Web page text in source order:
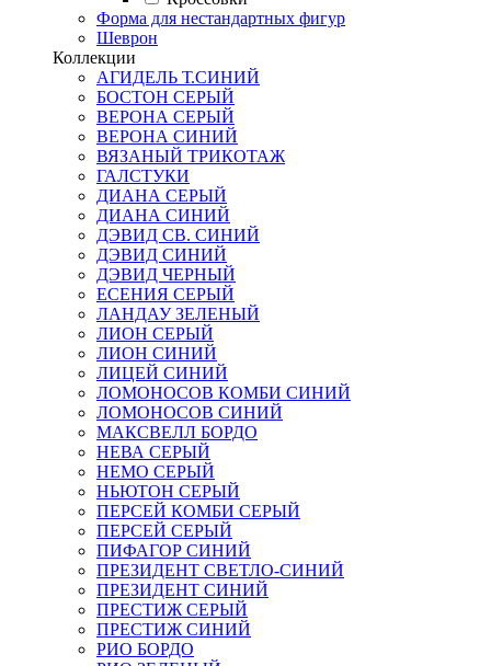
Форма для нестандартных фигур
Шеврон
Коллекции
АГИДЕЛЬ Т.СИНИЙ
БОСТОН СЕРЫЙ
ВЕРОНА СЕРЫЙ
ВЕРОНА СИНИЙ
ВЯЗАНЫЙ ТРИКОТАЖ
ГАЛСТУКИ
ДИАНА СЕРЫЙ
ДИАНА СИНИЙ
ДЭВИД СВ. СИНИЙ
ДЭВИД СИНИЙ
ДЭВИД ЧЕРНЫЙ
ЕСЕНИЯ СЕРЫЙ
ЛАНДАУ ЗЕЛЕНЫЙ
ЛИОН СЕРЫЙ
ЛИОН СИНИЙ
ЛИЦЕЙ СИНИЙ
ЛОМОНОСОВ КОМБИ СИНИЙ
ЛОМОНОСОВ СИНИЙ
МАКСВЕЛЛ БОРДО
НЕВА СЕРЫЙ
НЕМО СЕРЫЙ
НЬЮТОН СЕРЫЙ
ПЕРСЕЙ КОМБИ СЕРЫЙ
ПЕРСЕЙ СЕРЫЙ
ПИФАГОР СИНИЙ
ПРЕЗИДЕНТ СВЕТЛО-СИНИЙ
ПРЕЗИДЕНТ СИНИЙ
ПРЕСТИЖ СЕРЫЙ
ПРЕСТИЖ СИНИЙ
РИО БОРДО